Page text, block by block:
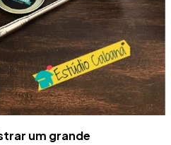
um grande